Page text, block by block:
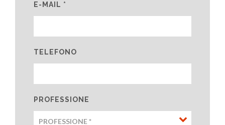
E-MAIL *
TELEFONO
PROFESSIONE